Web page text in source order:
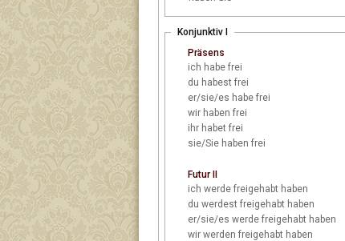
Konjunktiv I
Präsens
ich habe frei
du habest frei
er/sie/es habe frei
wir haben frei
ihr habet frei
sie/Sie haben frei
Futur II
ich
werde freigehabt haben
du
werdest freigehabt haben
er/sie/es
werde freigehabt haben
wir
werden freigehabt haben